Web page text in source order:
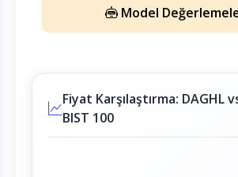
Model
Fiyat Karşılaştırma: DAGHL
BIST 100